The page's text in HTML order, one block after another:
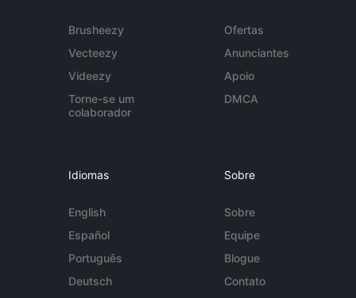
Brusheezy
Vecteezy
Videezy
Torne-se um
colaborador
Ofertas
Anunciantes
Apoio
DMCA
Idiomas
English
Español
Português
Deutsch
Sobre
Sobre
Equipe
Blogue
Contato